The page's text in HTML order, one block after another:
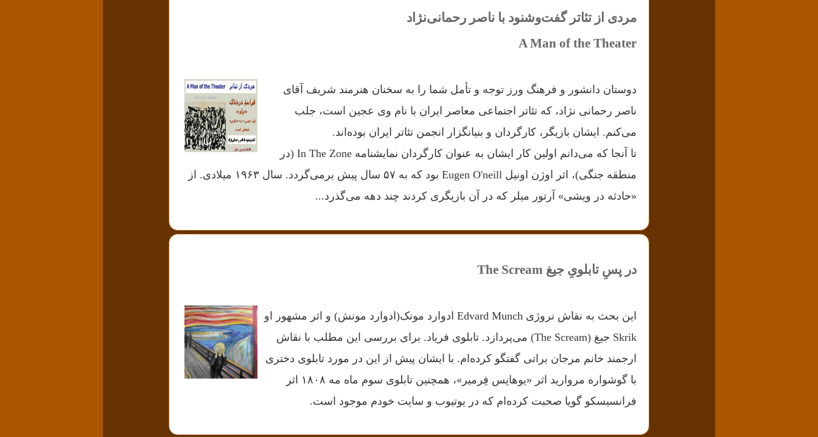
مردی از تئاتر گفت‌و‌شنود با ناصر رحمانی‌نژاد
A Man of the Theater
دوستان دانشور و فرهنگ ورز توجه و تأمل شما را به سخنان هنرمند شریف آقای
ناصر رحمانی نژاد، که تئاتر اجتماعی معاصر ایران با نام وی عجین است، جلب
می‌کنم. ایشان بازیگر، کارگردان و بنیانگزار انجمن تئاتر ایران بوده‌اند.
تا آنجا که می‌دانم اولین کار ایشان به عنوان کارگردان نمایشنامه In The Zone (در
منطقه جنگی)، اثر اوژن اونیل Eugen O'neill بود که به ۵۷ سال پیش برمی‌گردد. سال ۱۹۶۳ میلادی. از
«حادثه در ویشی» آرتور میلر که در آن بازیگری کردند چند دهه می‌گذرد...
در پسِ تابلویِ جیغ The Scream
این بحث به نقاش نروژی Edvard Munch ادوارد مونک(ادوارد مونش) و اثر مشهور او
Skrik جیغ (The Scream) می‌پردازد. تابلوی فریاد. برای بررسی این مطلب با نقاش
ارجمند خانم مرجان براتی گفتگو کرده‌ام. با ایشان پیش از این در مورد تابلوی دختری
با گوشواره‌ مروارید اثر «یوهانِس فِرمیر»، همچنین تابلوی سوم ماه مه ۱۸۰۸ اثر
فرانسیسکو گویا صحبت کرده‌ام که در یوتیوب و سایت خودم موجود است.